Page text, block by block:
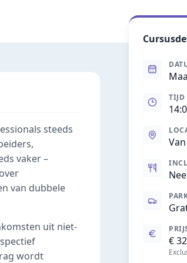
steeds
vaker –
van dubbele
uit niet-
wordt
TIJD
Nee
€